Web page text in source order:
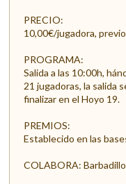
PRECIO:
10,00€/jugadora,
PROGRAMA:
Salida a las 10:00h,
21 jugadoras, la salida
finalizar en el Hoyo 19.
PREMIOS:
Establecido en las
COLABORA: Barbadillo